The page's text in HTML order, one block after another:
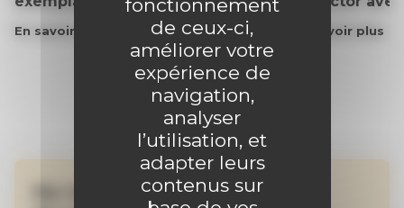
fonctionnement
de ceux-ci,
améliorer votre
expérience de
navigation,
analyser
l’utilisation, et
adapter leurs
contenus sur
En savoir plus En savoir plus
Ne manquez aucune